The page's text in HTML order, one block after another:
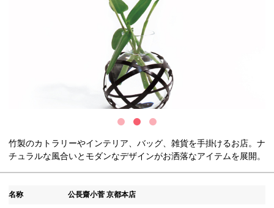
竹製のカトラリーやインテリア、バッグ、雑貨を手掛けるお店。ナ
チュラルな風合いとモダンなデザインがお洒落なアイテムを展開。
名称 公長齋小菅 京都本店